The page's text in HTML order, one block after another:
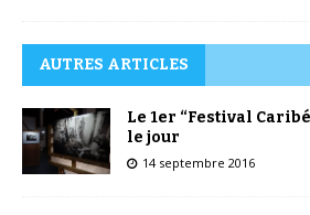
AUTRES ARTICLES
Le 1er “Festival
le jour
14 septembre 2016